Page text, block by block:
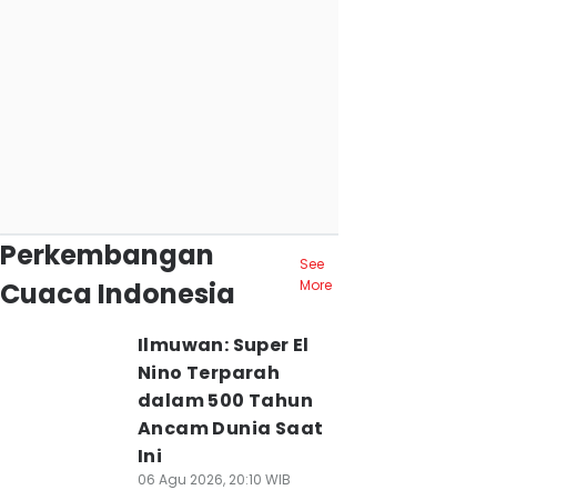
Perkembangan
Cuaca Indonesia
See
More
Ilmuwan: Super El
Nino Terparah
dalam 500 Tahun
Ancam Dunia Saat
Ini
06 Agu 2026, 20:10 WIB